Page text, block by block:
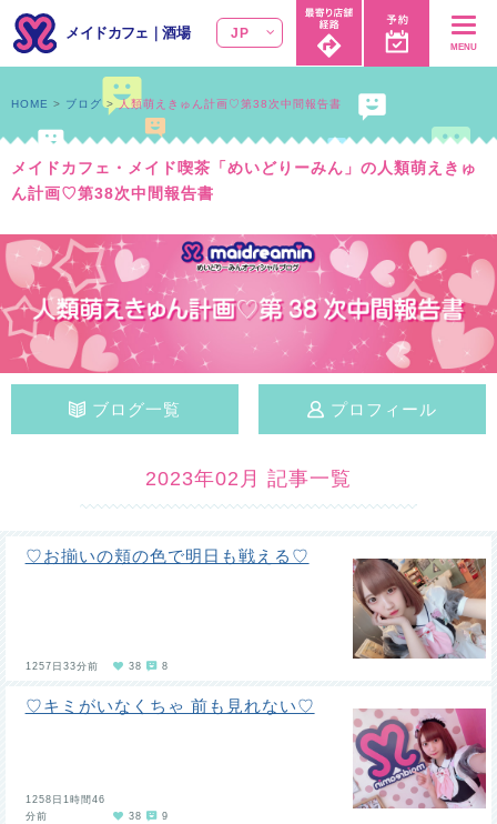
メイドカフェ ｜酒場 JP
MENU
メイドカフェ・メイド喫茶「めいどりーみん」の人類萌えきゅ
ん計画♡第38次中間報告書
HOME ブログ 人類萌えきゅん計画♡第38次中間報告書
ブログ一覧 プロフィール
2023年02月 記事一覧
♡お揃いの頬の色で明日も戦える♡
1257日33分前 38 8
♡キミがいなくちゃ 前も見れない♡
1258日1時間46
分前
38 9